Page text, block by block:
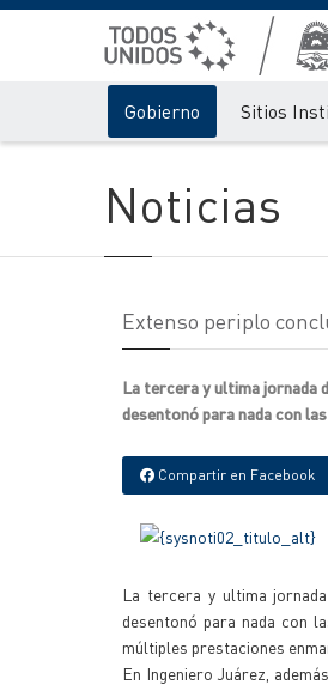
Gobierno Sitios
Noticias
Extenso periplo
La tercera y ultima jornada
desentonó para nada con
Compartir en Facebook
La tercera y ultima
desentonó para nada con
múltiples prestaciones
En Ingeniero Juárez,